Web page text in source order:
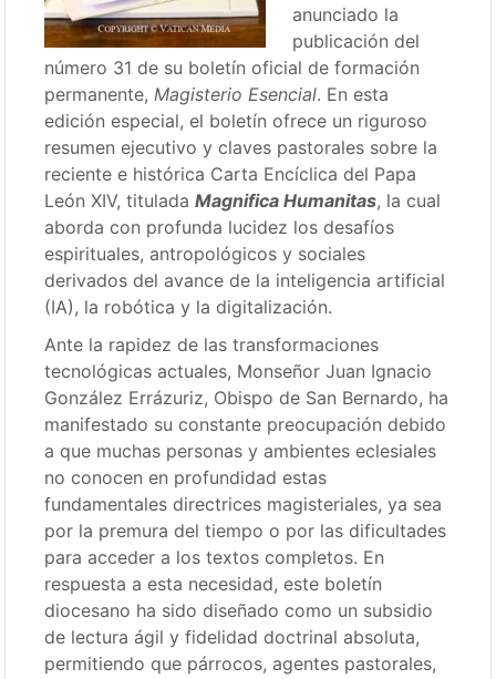
anunciado la
publicación del
número 31 de su boletín oficial de formación
permanente, Magisterio Esencial. En esta
edición especial, el boletín ofrece un riguroso
resumen ejecutivo y claves pastorales sobre la
reciente e histórica Carta Encíclica del Papa
León XIV, tituladaMagnifica Humanitas, la cual
aborda con profunda lucidez los desafíos
espirituales, antropológicos y sociales
derivados del avance de la inteligencia artificial
(IA), la robótica y la digitalización.
Ante la rapidez de las transformaciones
tecnológicas actuales, Monseñor Juan Ignacio
González Errázuriz, Obispo de San Bernardo, ha
manifestado su constante preocupación debido
a que muchas personas y ambientes eclesiales
no conocen en profundidad estas
fundamentales directrices magisteriales, ya sea
por la premura del tiempo o por las dificultades
para acceder a los textos completos. En
respuesta a esta necesidad, este boletín
diocesano ha sido diseñado como un subsidio
de lectura ágil y fidelidad doctrinal absoluta,
permitiendo que párrocos, agentes pastorales,